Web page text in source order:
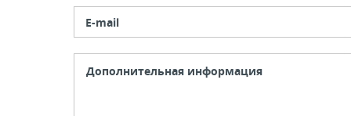
E-mail